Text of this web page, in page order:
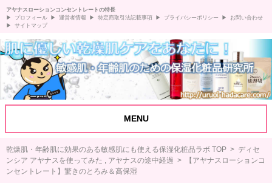
アヤナスローションコンセントレートの特長
プロフィール
運営者情報 特定商取引法記載事項 プライバシーポリシー
お問い合わせ
サイトマップ
MENU
乾燥肌・年齢肌に効果のある敏感肌にも使える保湿化粧品ラボ TOP > ディセ
ンシア アヤナスを使ってみた
アヤナスの途中経過 > 【アヤナスローションコ
ンセントレート】驚きのとろみ＆高保湿